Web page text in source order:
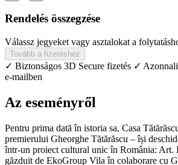
Rendelés összegzése
Válassz jegyeket vagy asztalokat a
Tovább a fizetéshez
✓ Biztonságos 3D Secure fizetés ✓
e-mailben
Az eseményről
Pentru prima dată în istoria sa, Casa
premierului Gheorghe Tătărăscu – își
într-un proiect cultural unic în România: Art.
găzduit de EkoGroup Vila în colaborare cu